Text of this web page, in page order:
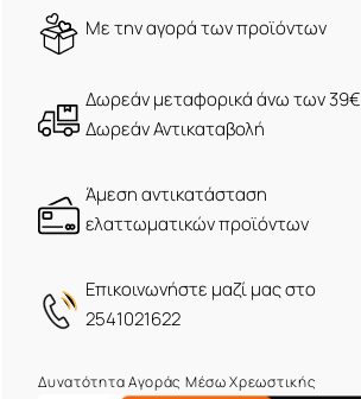
Mε την αγορά των προϊόντων
Δωρεάν μεταφορικά άνω των 39€
Δωρεάν Αντικαταβολή
Άμεση αντικατάσταση
ελαττωματικών προϊόντων
Eπικοινωνήστε μαζί μας στο
2541021622
Δυνατότητα Αγοράς Μέσω Χρεωστικής